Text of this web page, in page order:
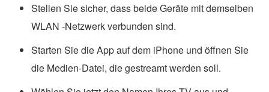
Stellen Sie sicher, dass beide Geräte mit demselben
WLAN -Netzwerk verbunden sind.
Starten Sie die App auf dem iPhone und öffnen Sie
die Medien-Datei, die gestreamt werden soll.